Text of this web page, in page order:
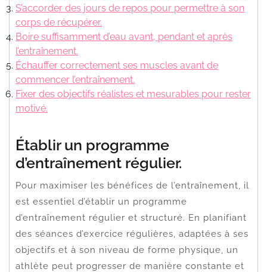
S’accorder des jours de repos pour permettre à son
corps de récupérer.
Boire suffisamment d’eau avant, pendant et après
l’entraînement.
Échauffer correctement ses muscles avant de
commencer l’entraînement.
Fixer des objectifs réalistes et mesurables pour rester
motivé.
Établir un programme
d’entraînement régulier.
Pour maximiser les bénéfices de l’entraînement, il
est essentiel d’établir un programme
d’entraînement régulier et structuré. En planifiant
des séances d’exercice régulières, adaptées à ses
objectifs et à son niveau de forme physique, un
athlète peut progresser de manière constante et